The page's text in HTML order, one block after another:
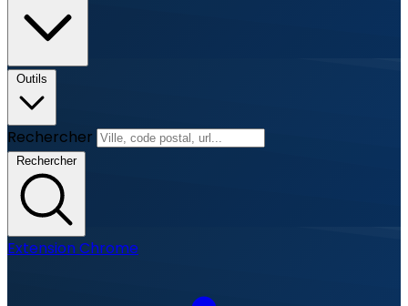
Outils
Rechercher
Rechercher
Extension Chrome